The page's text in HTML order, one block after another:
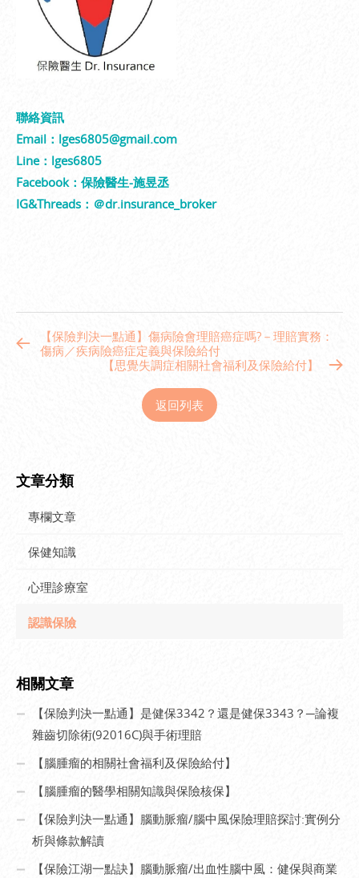
聯絡資訊
Email：lges6805@gmail.com
Line：lges6805
Facebook：保險醫生-施昱丞
IG&Threads：＠dr.insurance_broker
【保險判決一點通】傷病險會理賠癌症嗎?－理賠實務：
傷病／疾病險癌症定義與保險給付
【思覺失調症相關社會福利及保險給付】
返回列表
文章分類
專欄文章
保健知識
心理診療室
認識保險
相關文章
【保險判決一點通】是健保3342？還是健保3343？─論複
雜齒切除術(92016C)與手術理賠
【腦腫瘤的相關社會福利及保險給付】
【腦腫瘤的醫學相關知識與保險核保】
【保險判決一點通】腦動脈瘤/腦中風保險理賠探討:實例分
析與條款解讀
【保險江湖一點訣】腦動脈瘤/出血性腦中風：健保與商業